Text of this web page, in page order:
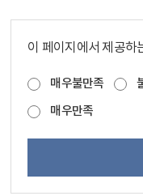
이 페이지에서 제공하
매우불만족
매우만족